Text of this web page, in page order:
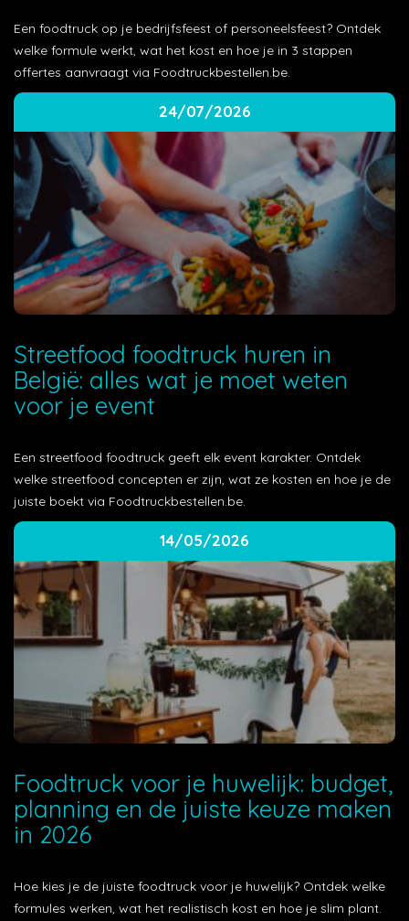
Een foodtruck op je bedrijfsfeest of personeelsfeest? Ontdek
welke formule werkt, wat het kost en hoe je in 3 stappen
offertes aanvraagt via Foodtruckbestellen.be.
24/07/2026
Streetfood foodtruck huren in
België: alles wat je moet weten
voor je event
Een streetfood foodtruck geeft elk event karakter. Ontdek
welke streetfood concepten er zijn, wat ze kosten en hoe je de
juiste boekt via Foodtruckbestellen.be.
14/05/2026
Foodtruck voor je huwelijk: budget,
planning en de juiste keuze maken
in 2026
Hoe kies je de juiste foodtruck voor je huwelijk? Ontdek welke
formules werken, wat het realistisch kost en hoe je slim plant.